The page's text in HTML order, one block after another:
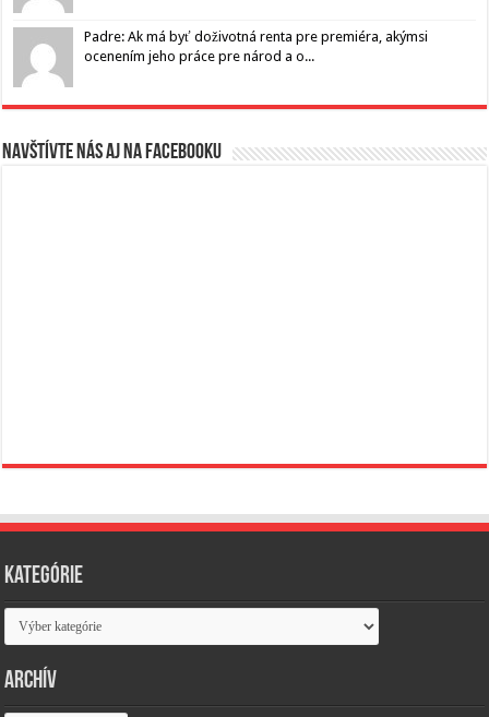
Padre: Ak má byť doživotná renta pre premiéra, akýmsi
ocenením jeho práce pre národ a o...
Navštívte nás aj na Facebooku
Kategórie
Kategórie
Archív